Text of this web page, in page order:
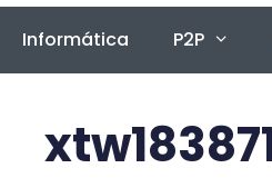
Informática P2P